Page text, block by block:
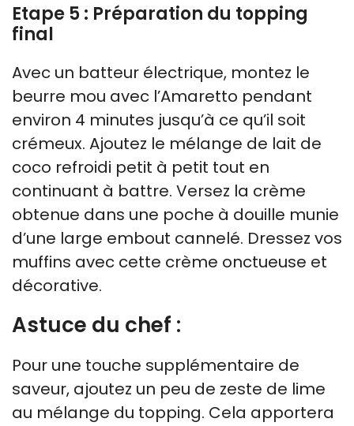
Etape 5 : Préparation du topping
final
Avec un batteur électrique, montez le
beurre mou avec l’Amaretto pendant
environ 4 minutes jusqu’à ce qu’il soit
crémeux. Ajoutez le mélange de lait de
coco refroidi petit à petit tout en
continuant à battre. Versez la crème
obtenue dans une poche à douille munie
d’une large embout cannelé. Dressez vos
muffins avec cette crème onctueuse et
décorative.
Astuce du chef :
Pour une touche supplémentaire de
saveur, ajoutez un peu de zeste de lime
au mélange du topping. Cela apportera